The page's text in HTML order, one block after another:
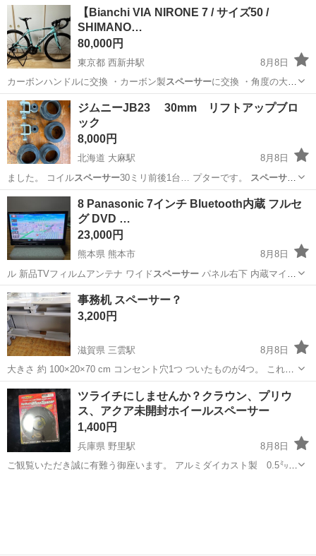
★就業先食堂利用可！日払い制度あり！《茨城県常陸大宮市》 人気の
工場のお仕事 ◇コネクタ製造工...
茨城 常陸大宮市
【Bianchi VIA NIRONE 7 / サイズ50 /
SHIMANO…
80,000円
東京都 西新井駅
8月8日
カーボンハンドルに交換 ・カーボン製スペーサーに交換 ・角度の大き
いステムに交換し…
東京 足立区
ジムニーJB23 30mm リフトアップブロ
ック
8,000円
北海道 大麻駅
8月8日
ました。 コイルスペーサー30ミリ前後1台… プターです。
スペーサー
の割れやアダプタ… てください。スペーサーはコイル上部、車…
北海道 江別市 パーツ
8 Panasonic 7インチ Bluetooth内蔵 フルセ
グ DVD …
23,000円
熊本県 熊本市
8月8日
ル 新品TVフィルムアンテナ ワイド スペーサーパネル右下 内蔵マイク
プラス…
熊本 熊本市 カーナビ、テレビ
事務机 スペーサー？
3,200円
滋賀県 三雲駅
8月8日
大きさ 約 100×20×70 cm コンセント穴1つ ついたものが4つ。 これと
事務机などを組み合わせて使うものです。 Wi-Fiなどの整理にも。
滋賀 湖南市 三雲駅 オフィス用家具 スペーサー
ツライチにしませんか？クラウン、プリウ
ス、アクア未開封ホイールスペーサー
1,400円
兵庫県 野里駅
8月8日
ご観覧いただき誠に有難う御座います。 アルミダイカスト製 0.5㍉２